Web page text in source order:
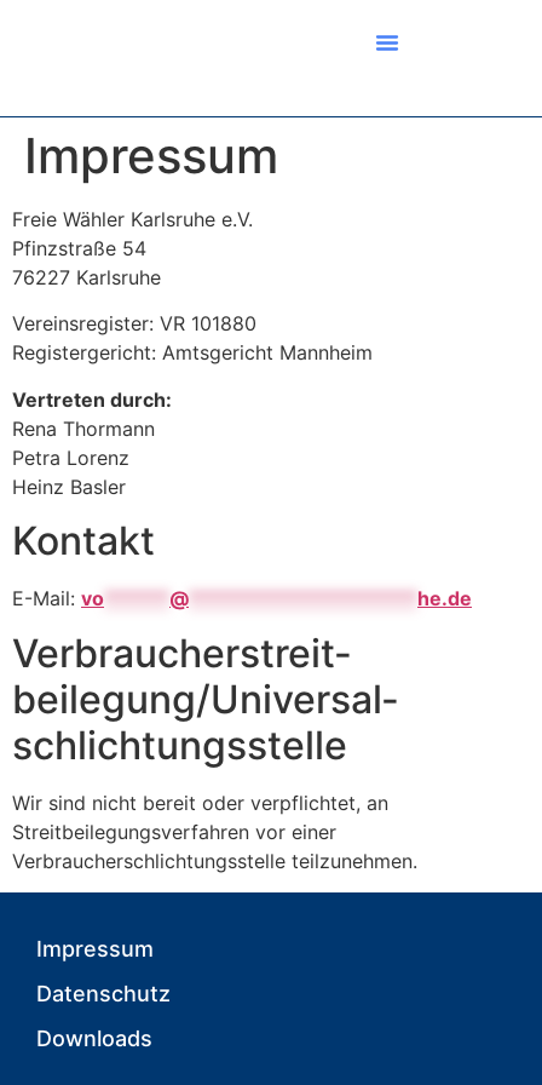
Impressum
Freie Wähler Karlsruhe e.V.
Pfinzstraße 54
76227 Karlsruhe
Vereinsregister: VR 101880
Registergericht: Amtsgericht Mannheim
Vertreten durch:
Rena Thormann
Petra Lorenz
Heinz Basler
Kontakt
E-Mail: vo @ he.de
Verbraucher­streit­
beilegung/Universal­
schlichtungs­stelle
Wir sind nicht bereit oder verpflichtet, an
Streitbeilegungsverfahren vor einer
Verbraucherschlichtungsstelle teilzunehmen.
Impressum
Datenschutz
Downloads